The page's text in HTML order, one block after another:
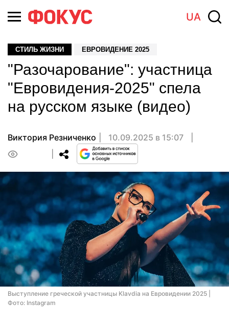
UA
СТИЛЬ ЖИЗНИ ЕВРОВИДЕНИЕ 2025
"Разочарование": участница
"Евровидения-2025" спела
на русском языке (видео)
Виктория Резниченко
10.09.2025 в 15:07
Выступление греческой участницы Klavdia на Евровидении 2025 |
Фото: Instagram